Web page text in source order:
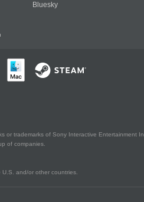
Bluesky
trademarks of Sony Interactive Entertainment
of companies.
and/or other countries.